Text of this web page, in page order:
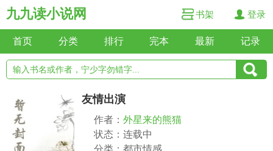
九九读小说网 书架 登录
首页 分类 排行 完本 最新 记录
友情出演
作者： 外星来的熊猫
状态：连载中
分类：都市情感